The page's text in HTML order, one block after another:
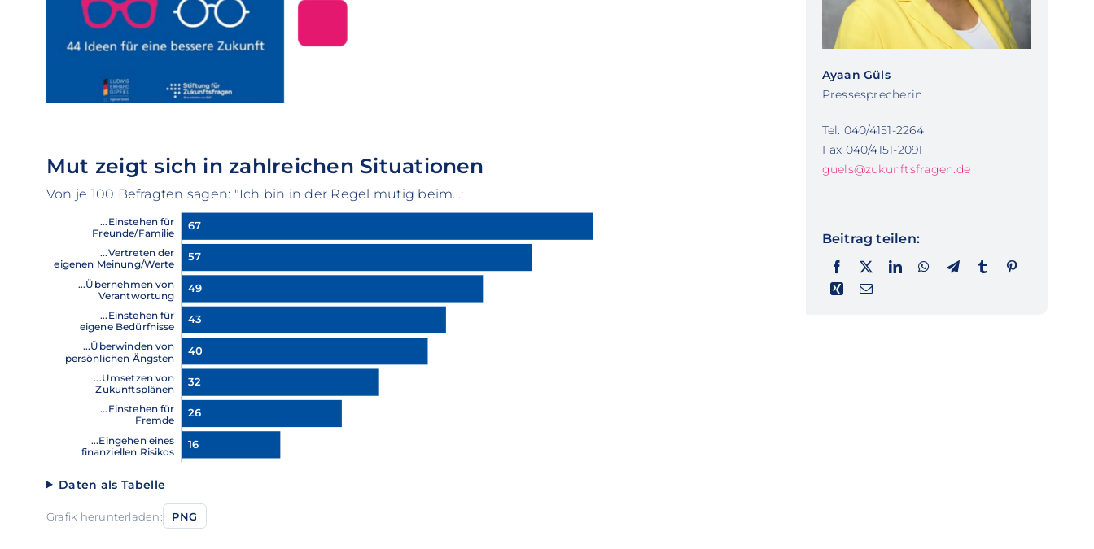
Mut zeigt sich in zahlreichen Situationen
Von je 100 Befragten sagen: "Ich bin in der Regel mutig beim...:
...Einstehen für
Freunde/Familie
67
...Vertreten der
eigenen Meinung/Werte
57
...Übernehmen von
Verantwortung
49
...Einstehen für
eigene Bedürfnisse
43
...Überwinden von
persönlichen Ängsten
40
...Umsetzen von
Zukunftsplänen
32
...Einstehen für
Fremde
26
...Eingehen eines
finanziellen Risikos
16
Daten als Tabelle
Grafik herunterladen: PNG
Ayaan Güls
Pressesprecherin
Tel. 040/4151-2264
Fax 040/4151-2091
guels@zukunftsfragen.de
Beitrag teilen: